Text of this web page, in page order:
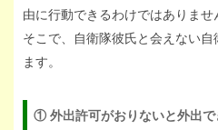
由に行動できるわけではありませ
そこで、自衛隊彼氏と会えない
ます。
① 外出許可がおりないと外出で